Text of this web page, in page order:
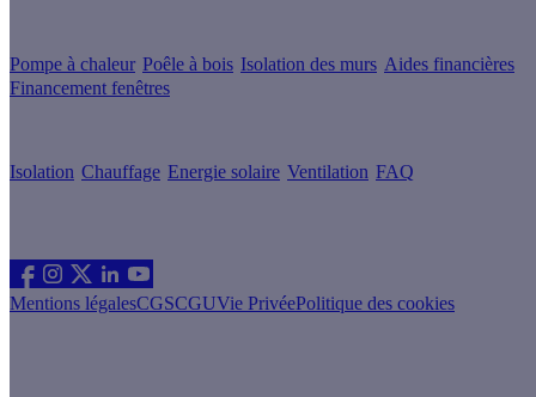
Pompe à chaleur Poêle à bois Isolation des murs Aides financières
Financement fenêtres
Isolation Chauffage Energie solaire Ventilation FAQ
Mentions légalesCGSCGUVie PrivéePolitique des cookies